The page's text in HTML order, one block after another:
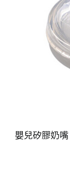
嬰兒矽膠奶嘴